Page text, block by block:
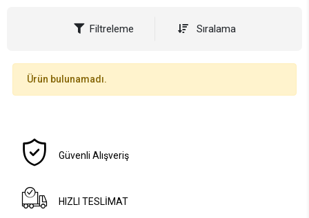
Filtreleme Sıralama
Ürün bulunamadı.
Güvenli Alışveriş
HIZLI TESLİMAT